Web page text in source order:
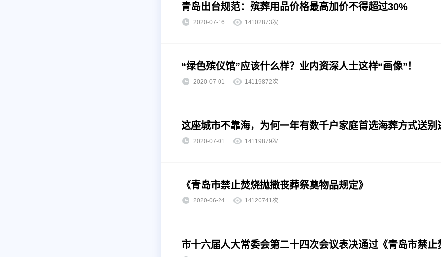
青岛出台规范：殡葬用品价格最高加价不得超过30%
2020-07-16 14102873次
“绿色殡仪馆”应该什么样？业内资深人士这样“画像”！
2020-07-01 14119872次
这座城市不靠海，为何一年有数千户家庭首选海葬方式送别
2020-07-01 14119879次
《青岛市禁止焚烧抛撒丧葬祭奠物品规定》
2020-06-24 14126741次
市十六届人大常委会第二十四次会议表决通过《青岛市禁